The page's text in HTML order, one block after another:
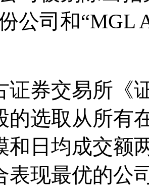
公司和“MGL
证券交易所《
的选取从所有
和日均成交额
表现最优的公